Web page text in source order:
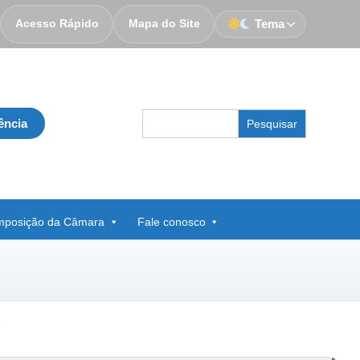
Acesso Rápido Mapa do Site Tema
for:
da Câmara Fale conosco